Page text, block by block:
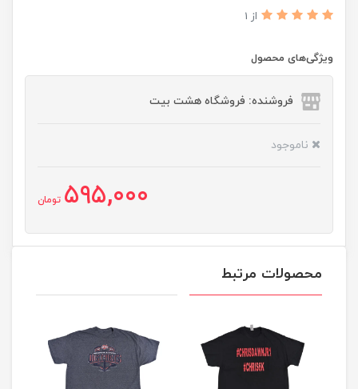
از 1
ویژگی‌های محصول
فروشنده: فروشگاه هشت بیت
ناموجود
595,000 تومان
محصولات مرتبط